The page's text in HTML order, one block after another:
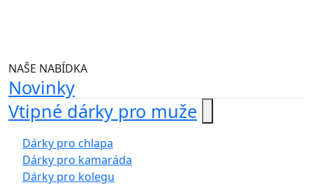
NAŠE NABÍDKA
Novinky
Vtipné dárky pro muže
Dárky pro chlapa
Dárky pro kamaráda
Dárky pro kolegu